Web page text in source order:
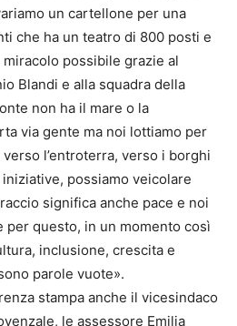
un cartellone per una
che ha un teatro di 800 posti e
possibile grazie al
Blandi e alla squadra della
non ha il mare o la
via gente ma noi lottiamo per
l’entroterra, verso i borghi
possiamo veicolare
significa anche pace e noi
per questo, in un momento così
inclusione, crescita e
parole vuote».
stampa anche il vicesindaco
le assessore Emilia